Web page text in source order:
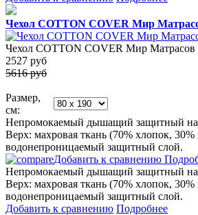
Чехол COTTON COVER Мир
Чехол COTTON COVER Мир Матрасов
2527 руб
5616 руб
Размер,
см:
Непромокаемый дышащий защитный
Верх: махровая ткань (70% хлопок,
водонепроницаемый защитный слой.
Добавить к сравнению
Непромокаемый дышащий защитный
Верх: махровая ткань (70% хлопок,
водонепроницаемый защитный слой.
Добавить к сравнению Подробнее